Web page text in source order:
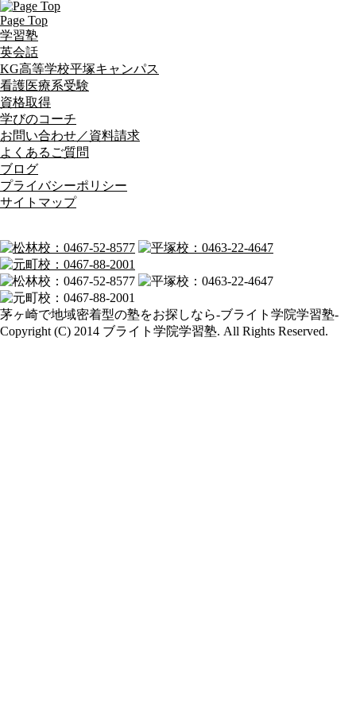
Page Top
学習塾
英会話
KG高等学校平塚キャンパス
看護医療系受験
資格取得
学びのコーチ
お問い合わせ／資料請求
よくあるご質問
ブログ
プライバシーポリシー
サイトマップ
茅ヶ崎で地域密着型の塾をお探しなら-ブライト学院学習塾-
Copyright (C) 2014 ブライト学院学習塾. All Rights Reserved.